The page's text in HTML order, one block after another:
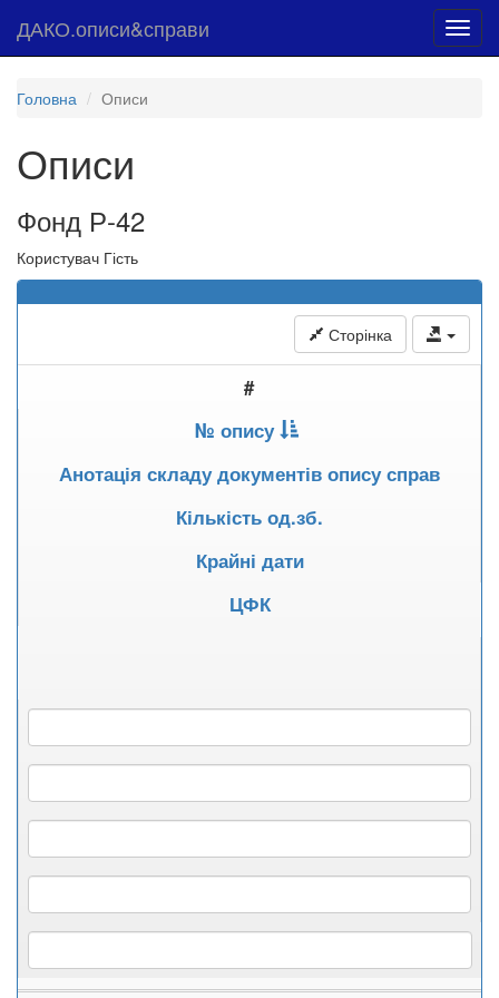
ДАКО.описи&справи
Головна Описи
Описи
Фонд Р-42
Користувач Гість
Сторінка
#
№ опису
Анотація складу документів опису справ
Кількість од.зб.
Крайні дати
ЦФК